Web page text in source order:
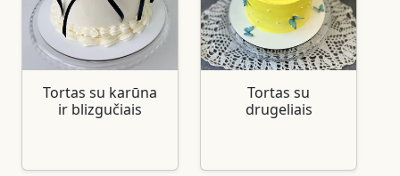
Tortas su karūna
ir blizgučiais
Tortas su
drugeliais